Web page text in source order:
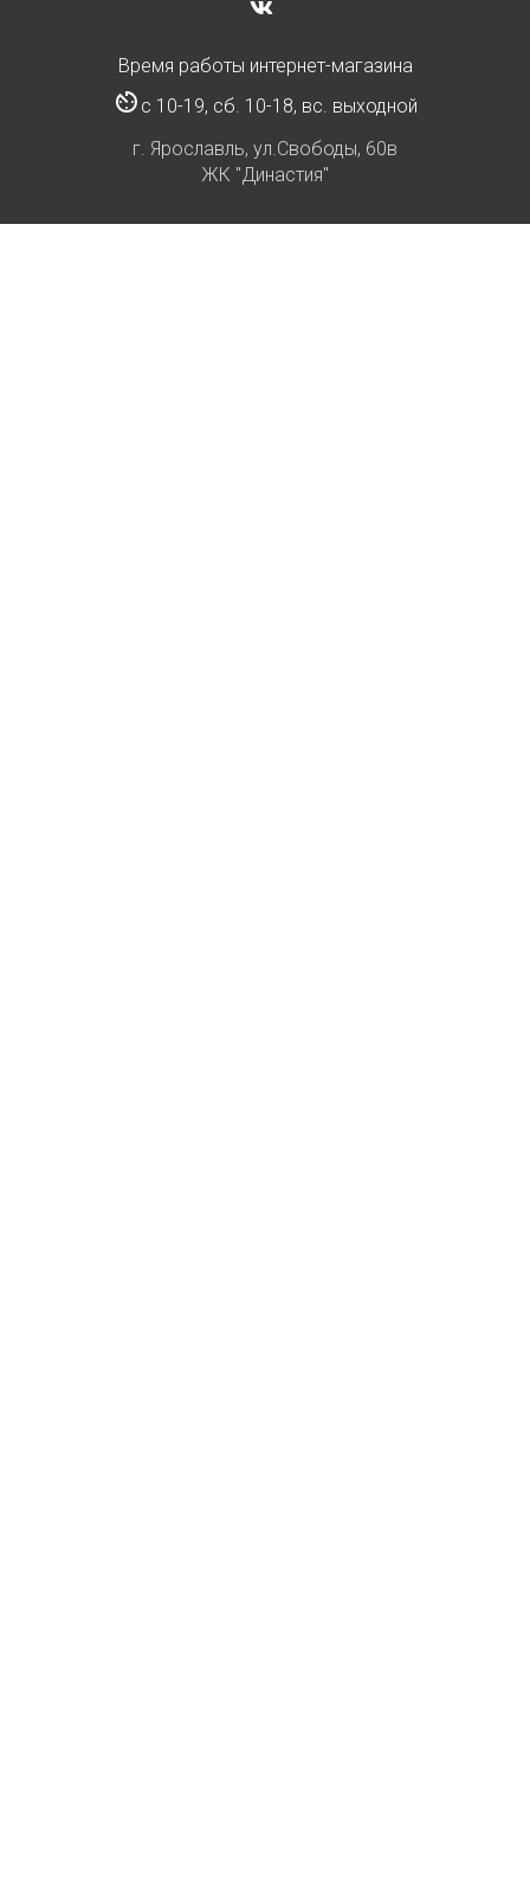
Время работы интернет-магазина
с 10-19, сб. 10-18, вс. выходной
г. Ярославль, ул.Свободы, 60в
ЖК "Династия"